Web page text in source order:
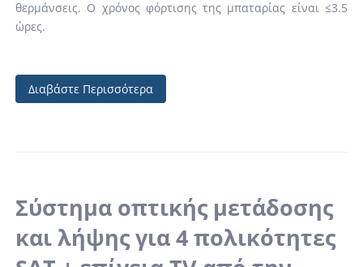
θερμάνσεις. Ο χρόνος φόρτισης της μπαταρίας είναι ≤3.5
ώρες.
Διαβάστε Περισσότερα
Σύστημα οπτικής μετάδοσης
και λήψης για 4 πολικότητες